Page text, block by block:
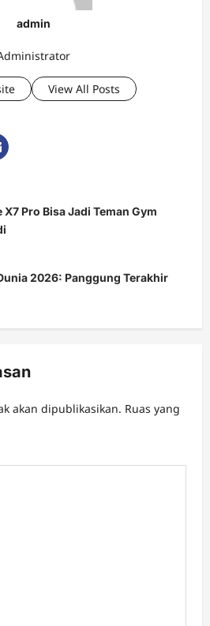
admin
View All Posts
Pro Bisa Jadi Teman Gym
2026: Panggung Terakhir
akan dipublikasikan. Ruas yang